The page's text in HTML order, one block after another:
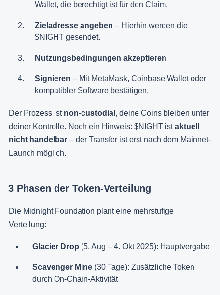
Wallet, die berechtigt ist für den Claim.
Zieladresse angeben – Hierhin werden die
$NIGHT gesendet.
Nutzungsbedingungen akzeptieren
Signieren – Mit MetaMask, Coinbase Wallet oder
kompatibler Software bestätigen.
Der Prozess ist non-custodial , deine Coins bleiben unter
deiner Kontrolle. Noch ein Hinweis: $NIGHT istaktuell
nicht handelbar – der Transfer ist erst nach dem Mainnet-
Launch möglich.
3 Phasen der Token-Verteilung
Die Midnight Foundation plant eine mehrstufige
Verteilung:
Glacier Drop (5. Aug – 4. Okt 2025): Hauptvergabe
Scavenger Mine (30 Tage): Zusätzliche Token
durch On-Chain-Aktivität